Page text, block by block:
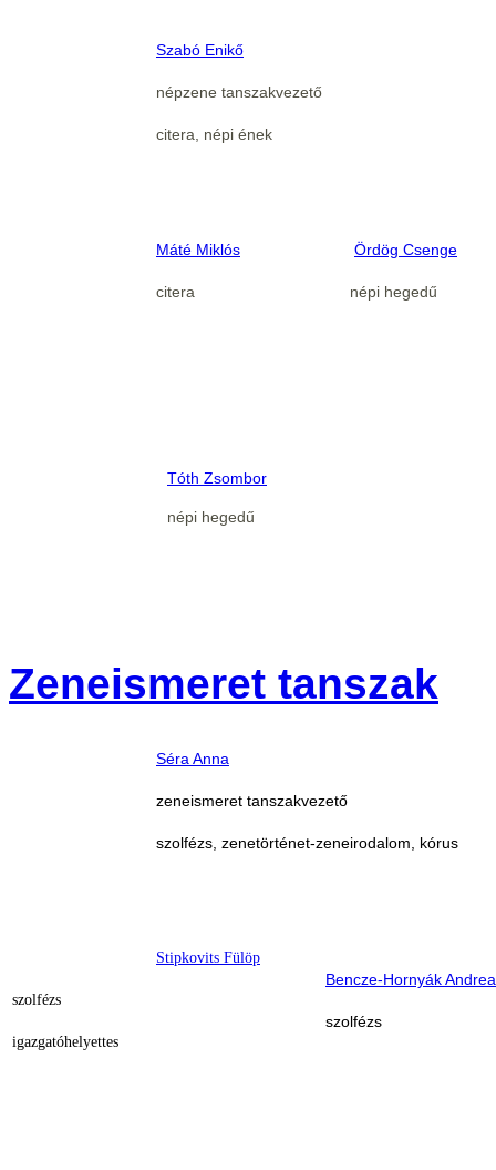
Szabó Enikő
népzene tanszakvezető
citera, népi ének
Máté Miklós
citera
Ördög Csenge
népi hegedű
Tóth Zsombor
népi hegedű
Zeneismeret tanszak
Séra Anna
zeneismeret tanszakvezető
szolfézs, zenetörténet-zeneirodalom, kórus
Stipkovits Fülöp
szolfézs
igazgatóhelyettes
Bencze-Hornyák Andrea
szolfézs